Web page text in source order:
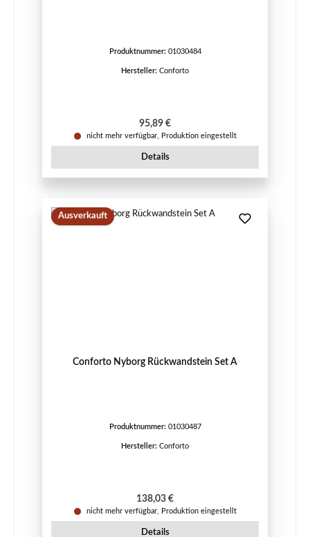
Produktnummer: 01030484
Hersteller: Conforto
Regulärer Preis:
95,89 €
nicht mehr verfügbar, Produktion eingestellt
Details
Ausverkauft
Conforto Nyborg Rückwandstein Set A
Produktnummer: 01030487
Hersteller: Conforto
Regulärer Preis:
138,03 €
nicht mehr verfügbar, Produktion eingestellt
Details